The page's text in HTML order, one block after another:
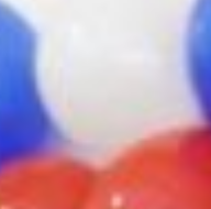
временем открытий
за успехи
линейки, классные
и первые уроки.
обязательно